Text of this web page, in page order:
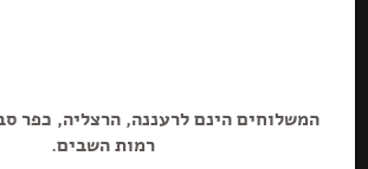
המשלוחים הינם לרעננה, הרצליה, כפר
רמות השבים.